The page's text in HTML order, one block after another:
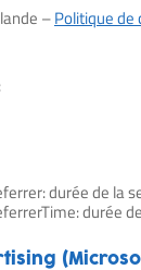
–Politique
durée de la
durée